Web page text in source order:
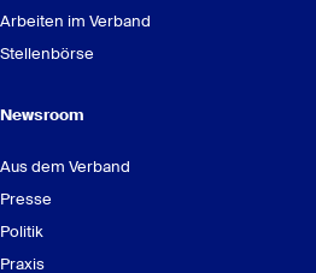
Arbeiten im Verband
Stellenbörse
Newsroom
Aus dem Verband
Presse
Politik
Praxis